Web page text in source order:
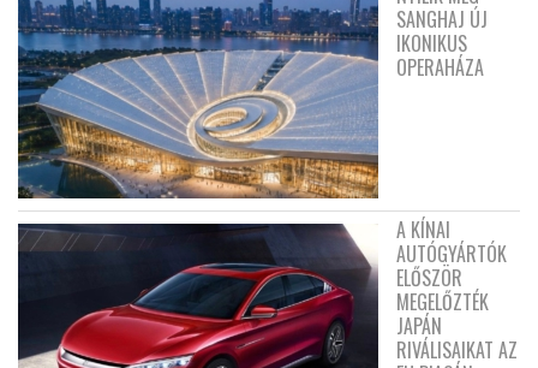
SANGHAJ ÚJ
IKONIKUS
OPERAHÁZA
A KÍNAI
AUTÓGYÁRTÓK
ELŐSZÖR
MEGELŐZTÉK
JAPÁN
RIVÁLISAIKAT AZ